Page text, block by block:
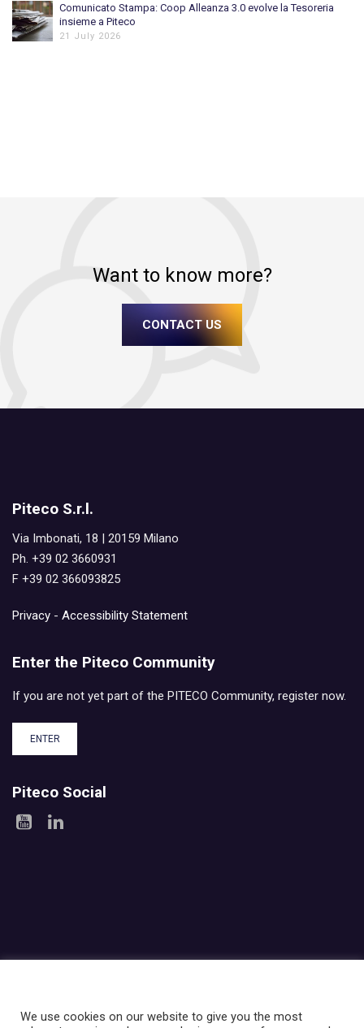
Comunicato Stampa: Coop Alleanza 3.0 evolve la Tesoreria
insieme a Piteco
21 July 2026
Want to know more?
CONTACT US
Piteco S.r.l.
Via Imbonati, 18 | 20159 Milano
Ph. +39 02 3660931
F +39 02 366093825
Privacy - Accessibility Statement
Enter the Piteco Community
If you are not yet part of the PITECO Community, register now.
ENTER
Piteco Social
Investor relations
About Piteco Newsroom
We use cookies on our website to give you the most